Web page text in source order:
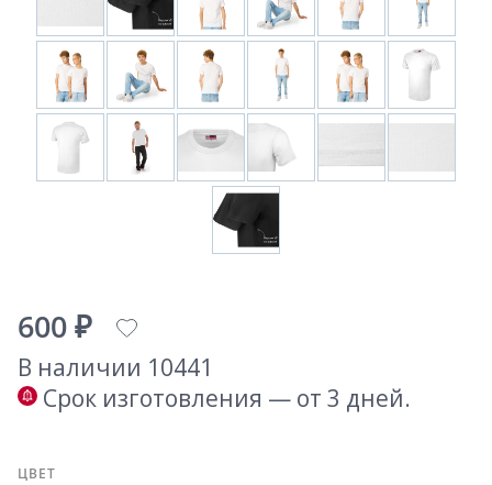
600 ₽
В наличии 10441
Срок изготовления — от 3 дней.
ЦВЕТ